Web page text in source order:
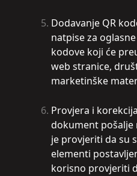
Dodavanje QR
natpise za
kodove koji će
web stranice,
marketinške
Provjera i
dokument pošalje
je provjeriti da su
elementi
korisno provjeriti